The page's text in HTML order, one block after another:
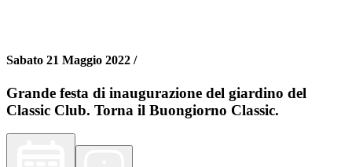
Sabato 21 Maggio 2022 /
Grande festa di inaugurazione del giardino del
Classic Club. Torna il Buongiorno Classic.